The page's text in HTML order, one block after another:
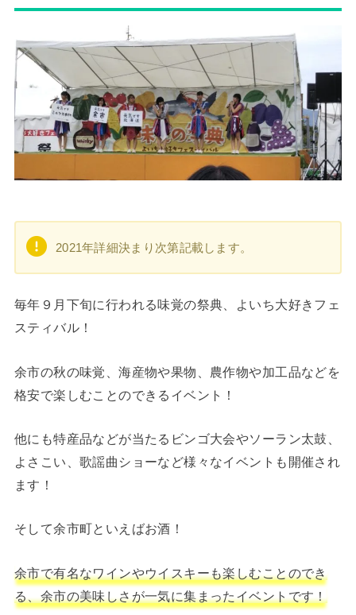
2021年詳細決まり次第記載します。
毎年９月下旬に行われる味覚の祭典、よいち大好きフェ
スティバル！
余市の秋の味覚、海産物や果物、農作物や加工品などを
格安で楽しむことのできるイベント！
他にも特産品などが当たるビンゴ大会やソーラン太鼓、
よさこい、歌謡曲ショーなど様々なイベントも開催され
ます！
そして余市町といえばお酒！
余市で有名なワインやウイスキーも楽しむことのでき
る、余市の美味しさが一気に集まったイベントです！